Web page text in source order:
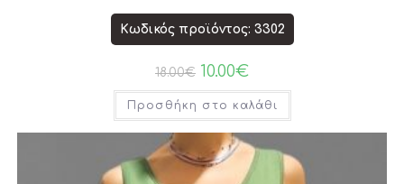
Κωδικός προϊόντος: 3302
18.00€ 10.00€
Προσθήκη στο καλάθι